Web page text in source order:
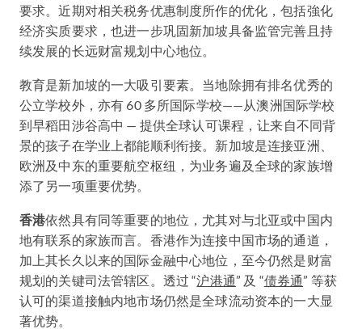
要求。近期对相关税务优惠制度所作的优化，包括強化
经济实质要求，也进一步巩固新加坡具备监管完善且持
续发展的长远财富规划中心地位。
教育是新加坡的一大吸引要素。当地除拥有排名优秀的
公立学校外，亦有 60 多所国际学校——从澳洲国际学校
到早稻田涉谷高中 — 提供全球认可课程，让来自不同背
景的孩子在学业上都能顺利衔接。新加坡是连接亚洲、
欧洲及中东的重要航空枢纽，为业务遍及全球的家族增
添了另一项重要优势。
香港依然具有同等重要的地位，尤其对与北亚或中国内
地有联系的家族而言。香港作为连接中国市场的通道，
加上其长久以来的国际金融中心地位，至今仍然是财富
规划的关键司法管辖区。透过 “沪港通” 及 “债券通” 等获
认可的渠道接触内地市场仍然是全球流动资本的一大显
著优势。